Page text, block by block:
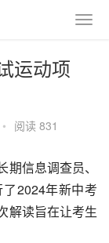
运动项
• 阅读 831
信息调查员、
2024年新中考
解读旨在让考生